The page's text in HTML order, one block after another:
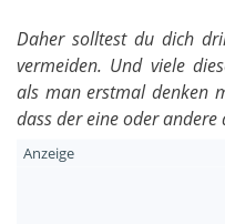
Daher solltest du dich
vermeiden. Und viele
als man erstmal denken
dass der eine oder